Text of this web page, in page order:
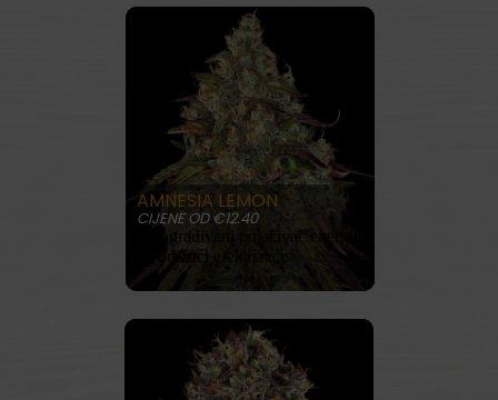
AMNESIA LEMON
CIJENE OD €12.40
• Nagrađivani pojačivač energije
• Podižući efekt sreće